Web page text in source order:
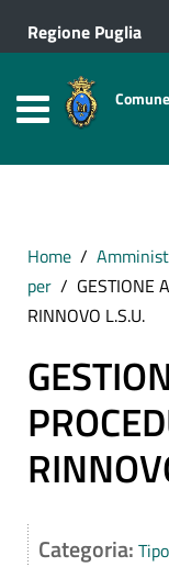
Regione Puglia
Home
per
GESTIONE
RINNOVO L.S.U.
Categoria: